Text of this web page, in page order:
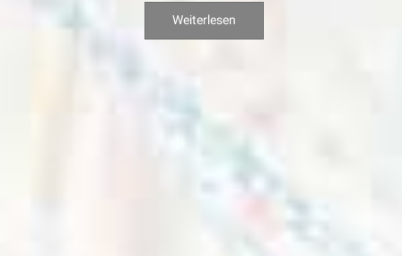
Weiterlesen